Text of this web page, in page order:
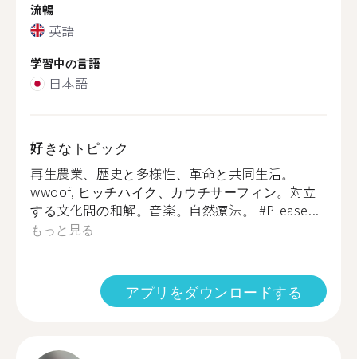
流暢
英語
学習中の言語
日本語
好きなトピック
再生農業、歴史と多様性、革命と共同生活。
wwoof, ヒッチハイク、カウチサーフィン。対立
する文化間の和解。音楽。自然療法。 #Please...
もっと見る
アプリをダウンロードする